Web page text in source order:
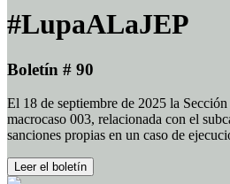
#LupaALaJEP
Boletín # 90
El 18 de septiembre de 2025 la
macrocaso 003, relacionada con el
sanciones propias en un caso de
Leer el boletín